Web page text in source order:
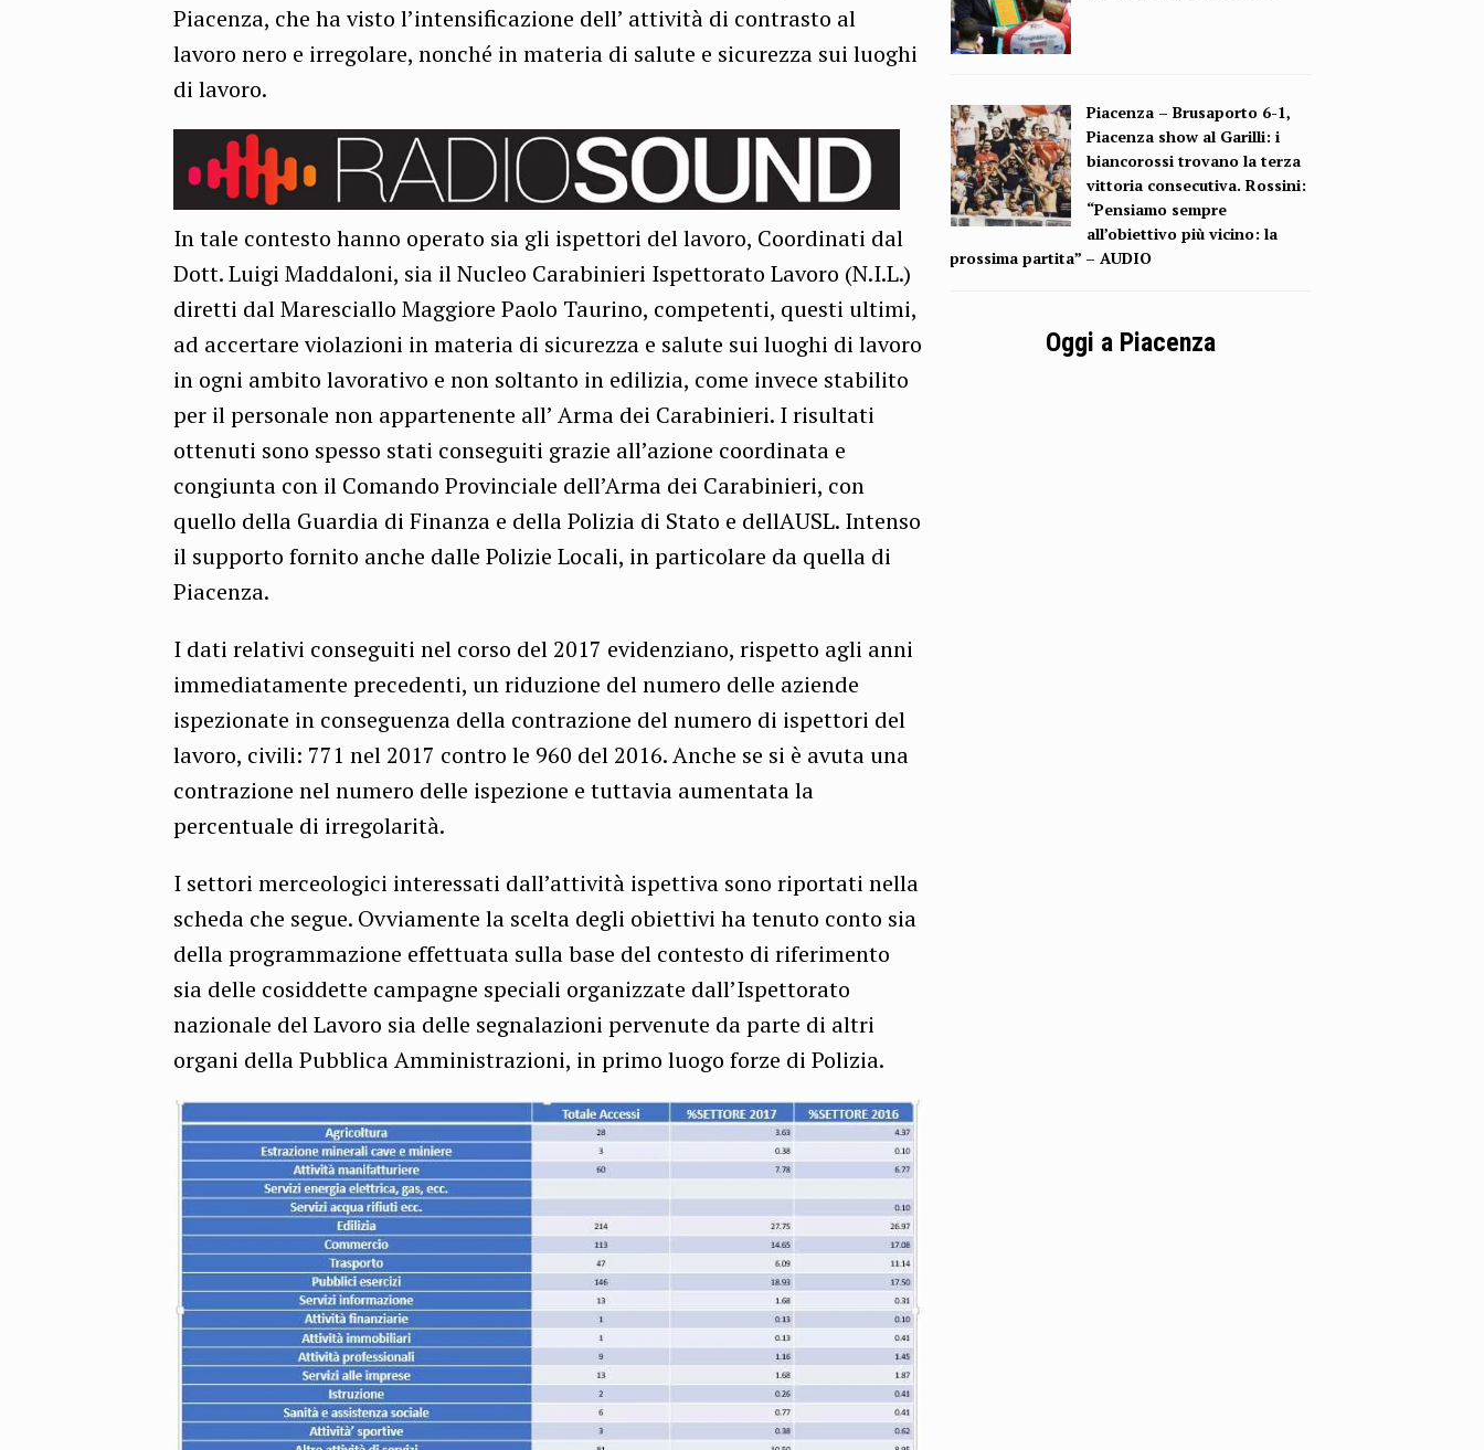
Piacenza, che ha visto l’intensificazione dell’ attività di contrasto al
lavoro nero e irregolare, nonché in materia di salute e sicurezza sui luoghi
di lavoro.
In tale contesto hanno operato sia gli ispettori del lavoro, Coordinati dal
Dott. Luigi Maddaloni, sia il Nucleo Carabinieri Ispettorato Lavoro (N.I.L.)
diretti dal Maresciallo Maggiore Paolo Taurino, competenti, questi ultimi,
ad accertare violazioni in materia di sicurezza e salute sui luoghi di lavoro
in ogni ambito lavorativo e non soltanto in edilizia, come invece stabilito
per il personale non appartenente all’ Arma dei Carabinieri. I risultati
ottenuti sono spesso stati conseguiti grazie all’azione coordinata e
congiunta con il Comando Provinciale dell’Arma dei Carabinieri, con
quello della Guardia di Finanza e della Polizia di Stato e dellAUSL. Intenso
il supporto fornito anche dalle Polizie Locali, in particolare da quella di
Piacenza.
I dati relativi conseguiti nel corso del 2017 evidenziano, rispetto agli anni
immediatamente precedenti, un riduzione del numero delle aziende
ispezionate in conseguenza della contrazione del numero di ispettori del
lavoro, civili: 771 nel 2017 contro le 960 del 2016. Anche se si è avuta una
contrazione nel numero delle ispezione e tuttavia aumentata la
percentuale di irregolarità.
I settori merceologici interessati dall’attività ispettiva sono riportati nella
scheda che segue. Ovviamente la scelta degli obiettivi ha tenuto conto sia
della programmazione effettuata sulla base del contesto di riferimento
sia delle cosiddette campagne speciali organizzate dall’Ispettorato
nazionale del Lavoro sia delle segnalazioni pervenute da parte di altri
organi della Pubblica Amministrazioni, in primo luogo forze di Polizia.
Piacenza – Brusaporto 6-1,
Piacenza show al Garilli: i
biancorossi trovano la terza
vittoria consecutiva. Rossini:
“Pensiamo sempre
all’obiettivo più vicino: la
prossima partita” – AUDIO
Oggi a Piacenza